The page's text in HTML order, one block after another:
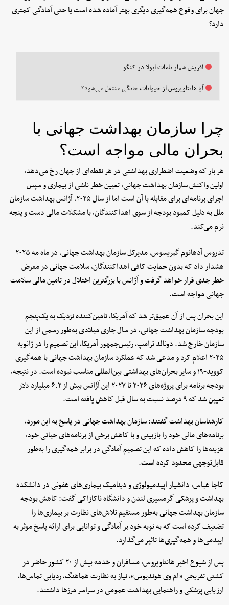
جهان برای وقوع همه‌گیری دیگری بهتر آماده شده است یا حتی آمادگی کمتری
دارد؟
افزیش شمار تلفات ابولا در کنگو
آیا هانتاویروس از حیوانات خانگی منتقل می‌شود؟
چرا سازمان بهداشت جهانی با
بحران مالی مواجه است؟
هر بار که وضعیت اضطراری بهداشتی در هر نقطه‌ای از جهان رخ می‌دهد،
اولین واکنش سازمان بهداشت جهانی، تعیین خطر ناشی از بیماری و سپس
اجرای برنامه‌ای برای مقابله با آن است اما از سال ۲۰۲۵، آژانس بهداشت سازمان
ملل به دلیل کمبود بودجه از سوی اهداکنندگان، با مشکلات مالی دست و پنجه
نرم می‌کند.
تدروس آدهانوم گبریسوس، مدیرکل سازمان بهداشت جهانی، در ماه مه ۲۰۲۵
هشدار داد که بدون حمایت کافی اهداکنندگان، سلامت جهانی در معرض
خطر جدی قرار خواهد گرفت و آژانس با بزرگترین اختلال در تامین مالی سلامت
جهانی مواجه است.
این بحران پس از آن عمیق‌تر شد که آمریکا، تامین‌کننده نزدیک به یک‌پنجم
بودجه سازمان بهداشت جهانی، در سال جاری میلادی به‌طور رسمی از این
سازمان خارج شد. دونالد ترامپ، رئیس‌جمهور آمریکا، این تصمیم را در ژانویه
۲۰۲۵ اعلام کرد و مدعی شد که عملکرد سازمان بهداشت جهانی با همه‌گیری
کووید‑۱۹ و سایر بحران‌های بهداشتی بین‌المللی مناسب نبوده است. در نتیجه،
بودجه برنامه برای پروژه‌های ۲۰۲۶ تا ۲۰۲۷ این آژانس بیش از ۶.۲ میلیارد دلار
تعیین شد که ۹ درصد نسبت به سال قبل کاهش یافته است.
کارشناسان بهداشت گفتند: سازمان بهداشت جهانی در پاسخ به این مورد،
برنامه‌های مالی خود را بازبینی و با کاهش برخی از برنامه‌های حیاتی خود،
هزینه‌ها را کاهش داده که این تصمیم آمادگی در برابر همه‌گیری را به‌طور
قابل‌توجهی محدود کرده است.
کاجا عباس، دانشیار اپیدمیولوژی و دینامیک بیماری‌های عفونی در دانشکده
بهداشت و پزشکی گرمسیری لندن و دانشگاه ناکازاکی گفت: کاهش بودجه
سازمان بهداشت جهانی به‌طور مستقیم تلاش‌های نظارت بر بیماری‌ها را
تضعیف کرده است که به نوبه خود بر آمادگی و توانایی برای ارائه پاسخ موثر به
اپیدمی‌ها و همه‌گیری‌ها تاثیر می‌گذارد.
پس از شیوع اخیر هانتاویروس، مسافران و خدمه بیش از ۲۰ کشور حاضر در
کشتی تفریحی «ام وی هوندیوس»، نیاز به نظارت هماهنگ، ردیابی تماس‌ها،
ارزیابی پزشکی و راهنمایی بهداشت عمومی در سراسر مرزها داشتند.